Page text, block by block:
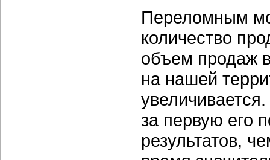
Переломным
количество
объем продаж
на нашей
за первую его
результатов,